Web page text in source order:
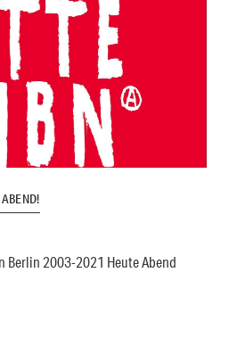
Berlin 2003-2021 Heute Abend